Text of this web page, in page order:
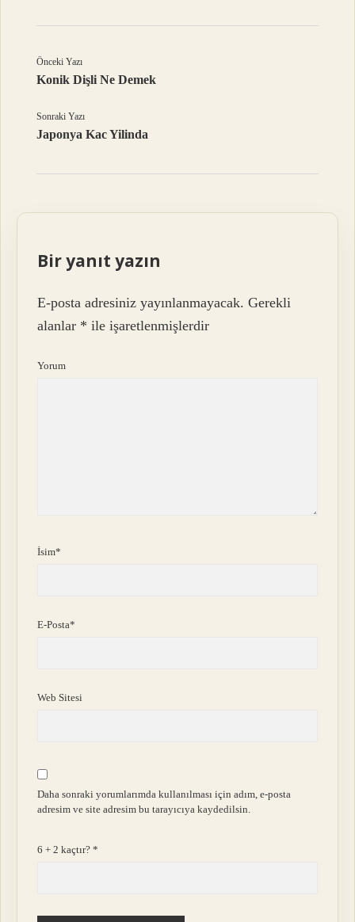
Önceki Yazı
Konik Dişli Ne Demek
Sonraki Yazı
Japonya Kac Yilinda
Bir yanıt yazın
E-posta adresiniz yayınlanmayacak. Gerekli
alanlar * ile işaretlenmişlerdir
Yorum
İsim*
E-Posta*
Web Sitesi
Daha sonraki yorumlarımda kullanılması için adım, e-posta
adresim ve site adresim bu tarayıcıya kaydedilsin.
6 + 2 kaçtır?*